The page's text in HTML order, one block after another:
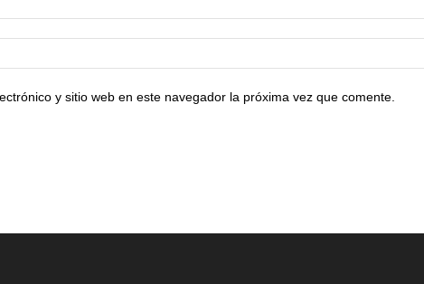
y sitio web en este navegador la próxima vez que comente.